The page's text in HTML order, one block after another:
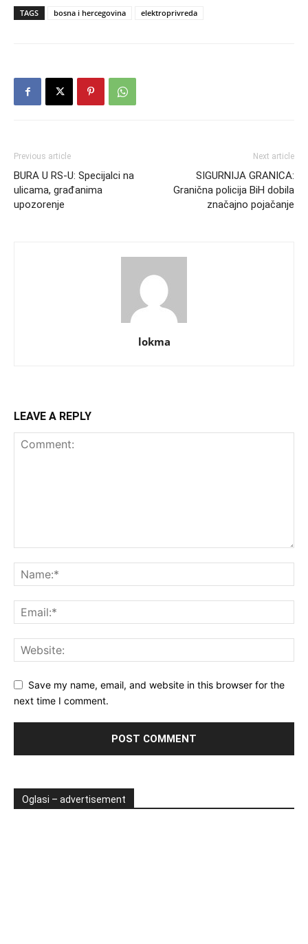
TAGS bosna i hercegovina elektroprivreda
Previous article
BURA U RS-U: Specijalci na
ulicama, građanima
upozorenje
Next article
SIGURNIJA GRANICA:
Granična policija BiH dobila
značajno pojačanje
lokma
LEAVE A REPLY
Save my name, email, and website in this browser for the
next time I comment.
Oglasi – advertisement